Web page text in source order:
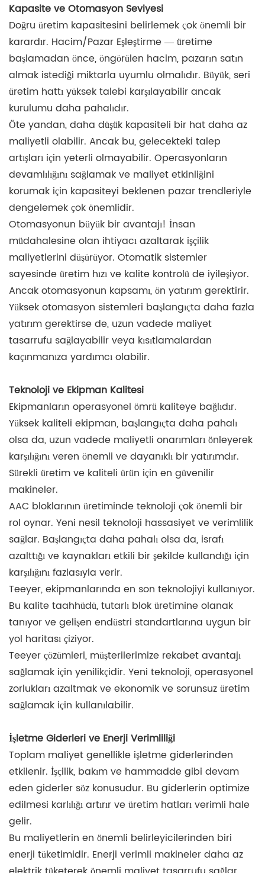
Kapasite ve Otomasyon Seviyesi
Doğru üretim kapasitesini belirlemek çok önemli bir
karardır. Hacim/Pazar Eşleştirme — üretime
başlamadan önce, öngörülen hacim, pazarın satın
almak istediği miktarla uyumlu olmalıdır. Büyük, seri
üretim hattı yüksek talebi karşılayabilir ancak
kurulumu daha pahalıdır.
Öte yandan, daha düşük kapasiteli bir hat daha az
maliyetli olabilir. Ancak bu, gelecekteki talep
artışları için yeterli olmayabilir. Operasyonların
devamlılığını sağlamak ve maliyet etkinliğini
korumak için kapasiteyi beklenen pazar trendleriyle
dengelemek çok önemlidir.
Otomasyonun büyük bir avantajı! İnsan
müdahalesine olan ihtiyacı azaltarak işçilik
maliyetlerini düşürüyor. Otomatik sistemler
sayesinde üretim hızı ve kalite kontrolü de iyileşiyor.
Ancak otomasyonun kapsamı, ön yatırım gerektirir.
Yüksek otomasyon sistemleri başlangıçta daha fazla
yatırım gerektirse de, uzun vadede maliyet
tasarrufu sağlayabilir veya kısıtlamalardan
kaçınmanıza yardımcı olabilir.
Teknoloji ve Ekipman Kalitesi
Ekipmanların operasyonel ömrü kaliteye bağlıdır.
Yüksek kaliteli ekipman, başlangıçta daha pahalı
olsa da, uzun vadede maliyetli onarımları önleyerek
karşılığını veren önemli ve dayanıklı bir yatırımdır.
Sürekli üretim ve kaliteli ürün için en güvenilir
makineler.
AAC bloklarının üretiminde teknoloji çok önemli bir
rol oynar. Yeni nesil teknoloji hassasiyet ve verimlilik
sağlar. Başlangıçta daha pahalı olsa da, israfı
azalttığı ve kaynakları etkili bir şekilde kullandığı için
karşılığını fazlasıyla verir.
Teeyer, ekipmanlarında en son teknolojiyi kullanıyor.
Bu kalite taahhüdü, tutarlı blok üretimine olanak
tanıyor ve gelişen endüstri standartlarına uygun bir
yol haritası çiziyor.
Teeyer çözümleri, müşterilerimize rekabet avantajı
sağlamak için yenilikçidir. Yeni teknoloji, operasyonel
zorlukları azaltmak ve ekonomik ve sorunsuz üretim
sağlamak için kullanılabilir.
İşletme Giderleri ve Enerji Verimliliği
Toplam maliyet genellikle işletme giderlerinden
etkilenir. İşçilik, bakım ve hammadde gibi devam
eden giderler söz konusudur. Bu giderlerin optimize
edilmesi karlılığı artırır ve üretim hatları verimli hale
gelir.
Bu maliyetlerin en önemli belirleyicilerinden biri
enerji tüketimidir. Enerji verimli makineler daha az